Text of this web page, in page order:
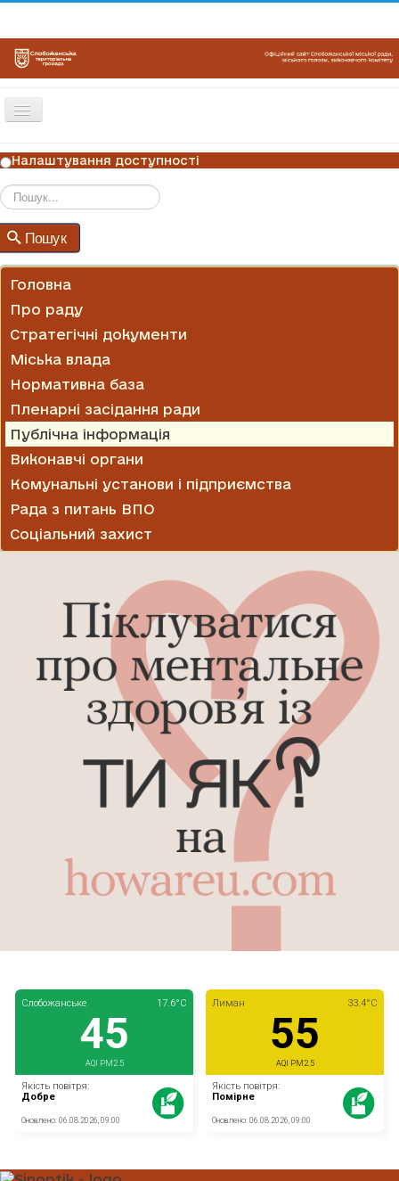
Перемикач
ГОЛОВНА
НОВИНИ
ОГОЛОШЕННЯ
ГРАФІКИ ПРИЙОМУ
Налаштування доступності
Пошук
Головна
Про раду
Стратегічні документи
Міська влада
Нормативна база
Пленарні засідання ради
Публічна інформація
Виконавчі органи
Комунальні установи і підприємства
Рада з питань ВПО
Соціальний захист